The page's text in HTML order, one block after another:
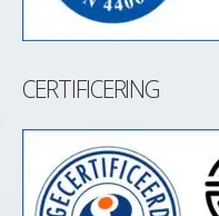
CERTIFICERING